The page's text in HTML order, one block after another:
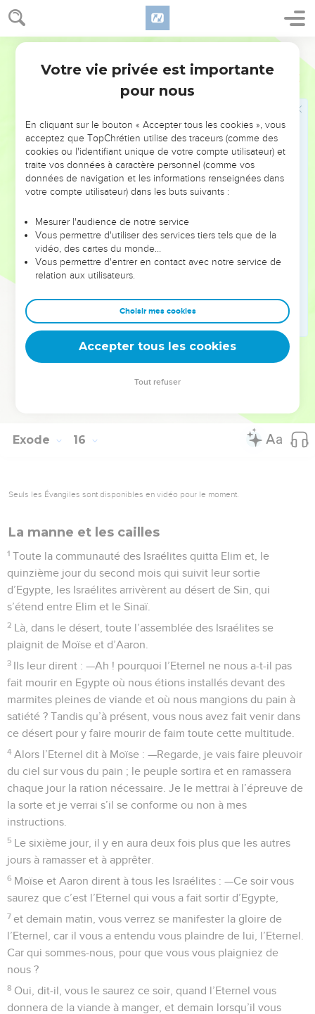
Exode 15
prit la direction du désert de Chour. Ils marchèrent pendant
trois jours dans le désert sans trouver de point d’eau.
Ils arrivèrent à Mara où il y avait de l’eau, mais ils ne
purent pas en boire parce qu’elle était amère — d’où le nom
de Mara (Amertume).
Alors le peuple se plaignit de Moïse en disant : —
Moïse implora l’Eternel, qui lui indiqua un bois d’une
certaine espèce qu’il jeta dans l’eau, et l’eau devint potable.
C’est à cet endroit que l’Eternel donna au peuple des
préceptes et un code de droit ; là aussi il le mit à l’épreuve.
Dieu, et si vous faites ce qui est droit à ses yeux, si vous êtes
attentifs à ses commandements et si vous obéissez à toutes
ses lois, je ne vous infligerai aucune des maladies dont j’ai
frappé les Egyptiens ; car je suis l’Eternel qui vous apporte la
Ensuite, les Israélites arrivèrent à Elim où il y avait douze
sources d’eau et soixante-dix palmiers. Ils campèrent là près
de l’eau.
La Bible Du Semeur Copyright © 1992, 1999 by Biblica, Inc.® Used by permission.
Exode 16
Seuls les Évangiles sont disponibles en vidéo pour le moment.
La manne et les cailles
1 Toute la communauté des Israélites quitta Elim et, le
quinzième jour du second mois qui suivit leur sortie
d’Egypte, les Israélites arrivèrent au désert de Sin, qui
s’étend entre Elim et le Sinaï.
2 Là, dans le désert, toute l’assemblée des Israélites se
plaignit de Moïse et d’Aaron.
3 Ils leur dirent : —Ah ! pourquoi l’Eternel ne nous a-t-il pas
fait mourir en Egypte où nous étions installés devant des
marmites pleines de viande et où nous mangions du pain à
satiété ? Tandis qu’à présent, vous nous avez fait venir dans
ce désert pour y faire mourir de faim toute cette multitude.
4 Alors l’Eternel dit à Moïse : —Regarde, je vais faire pleuvoir
du ciel sur vous du pain ; le peuple sortira et en ramassera
chaque jour la ration nécessaire. Je le mettrai à l’épreuve de
la sorte et je verrai s’il se conforme ou non à mes
instructions.
5 Le sixième jour, il y en aura deux fois plus que les autres
jours à ramasser et à apprêter.
6 Moïse et Aaron dirent à tous les Israélites : —Ce soir vous
saurez que c’est l’Eternel qui vous a fait sortir d’Egypte,
7 et demain matin, vous verrez se manifester la gloire de
l’Eternel, car il vous a entendu vous plaindre de lui, l’Eternel.
Car qui sommes-nous, pour que vous vous plaigniez de
nous ?
8 Oui, dit-il, vous le saurez ce soir, quand l’Eternel vous
donnera de la viande à manger, et demain lorsqu’il vous
Votre vie privée est importante
pour nous
En cliquant sur le bouton « Accepter tous les cookies », vous
acceptez que TopChrétien utilise des traceurs (comme des
cookies ou l'identifiant unique de votre compte utilisateur) et
traite vos données à caractère personnel (comme vos
données de navigation et les informations renseignées dans
votre compte utilisateur) dans les buts suivants :
Mesurer l'audience de notre service
Vous permettre d'utiliser des services tiers tels que de la
vidéo, des cartes du monde…
Vous permettre d'entrer en contact avec notre service de
relation aux utilisateurs.
Choisir mes cookies
Accepter tous les cookies
Tout refuser